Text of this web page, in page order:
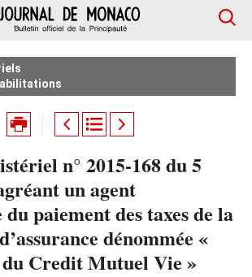
n° 2015-168 du 5
un agent
paiement des taxes de la
dénommée «
du Credit Mutuel Vie »